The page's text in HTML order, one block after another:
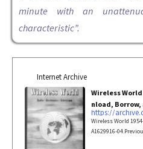
minute with an
characteristic”.
Internet Archive
Wireless World 1954-10: Vol 60 Iss 10 : Free Dow
nload,
Wireless World
A1629916-